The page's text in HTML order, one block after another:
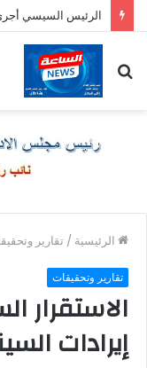
الرئيس السيسي أجرى
عن
الرئيسية / تقارير
تقارير وتحقيقات
إيرادات